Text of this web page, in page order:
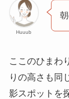
Huuub
ここのひまわ
りの高さも同
影スポットを